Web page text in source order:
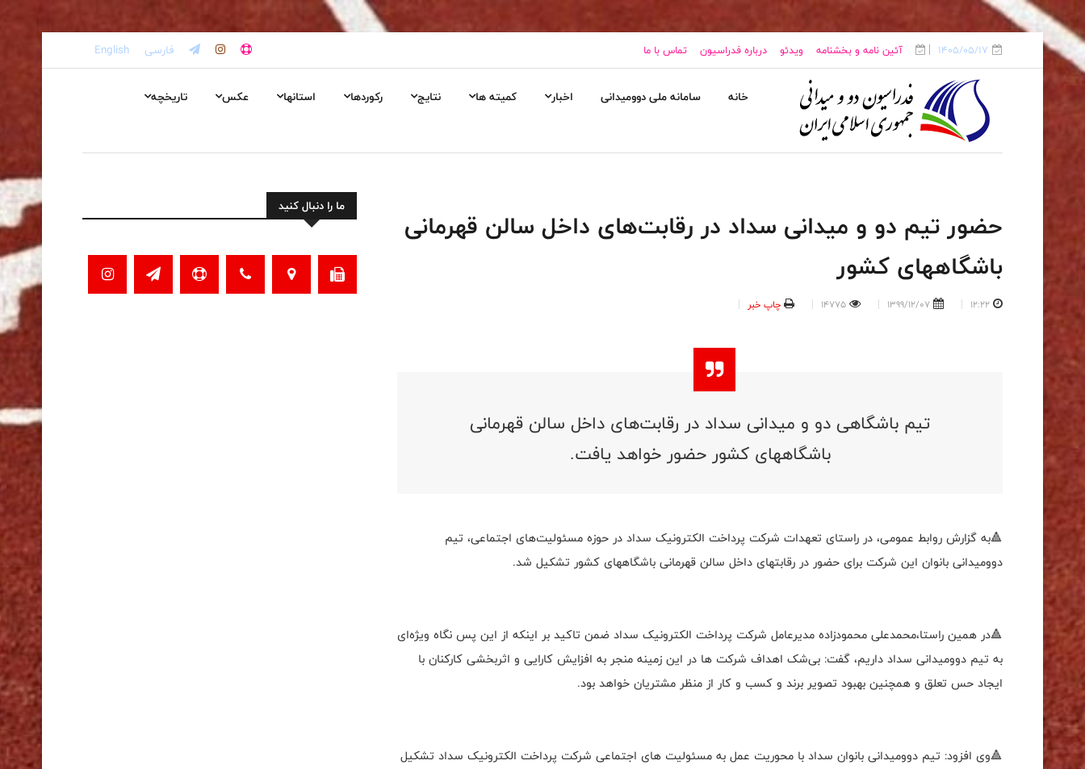
1405/05/17 آئین نامه و بخشنامه ویدئو درباره فدراسیون تماس با ما فارسی English
خانه سامانه ملی دوومیدانی اخبار کمیته ها نتایج رکوردها استانها عکس تاریخچه
حضور تیم دو و میدانی سداد در رقابت‌های داخل سالن قهرمانی
باشگاههای کشور
12:22
1399/12/07
14775 چاپ خبر
تیم باشگاهی دو و میدانی سداد در رقابت‌های داخل سالن قهرمانی
باشگاههای کشور حضور خواهد یافت.
🔺به گزارش روابط عمومی، در راستای تعهدات شرکت پرداخت الکترونیک سداد در حوزه مسئولیت‌های اجتماعی، تیم
دوومیدانی بانوان این شرکت برای حضور در رقابتهای داخل سالن قهرمانی باشگاههای کشور تشکیل شد.
🔺در همین راستا،محمدعلی محمودزاده مدیرعامل شرکت پرداخت الکترونیک سداد ضمن تاکید بر اینکه از این پس نگاه ویژه‌ای
به تیم دوومیدانی سداد داریم، گفت: بی‌شک اهداف شرکت ها در این زمینه منجر به افزایش کارایی و اثربخشی کارکنان با
ایجاد حس تعلق و همچنین بهبود تصویر برند و کسب و کار از منظر مشتریان خواهد بود.
🔺وی افزود: تیم دوومیدانی بانوان سداد با محوریت عمل به مسئولیت های اجتماعی شرکت پرداخت الکترونیک سداد تشکیل
ما را دنبال کنید